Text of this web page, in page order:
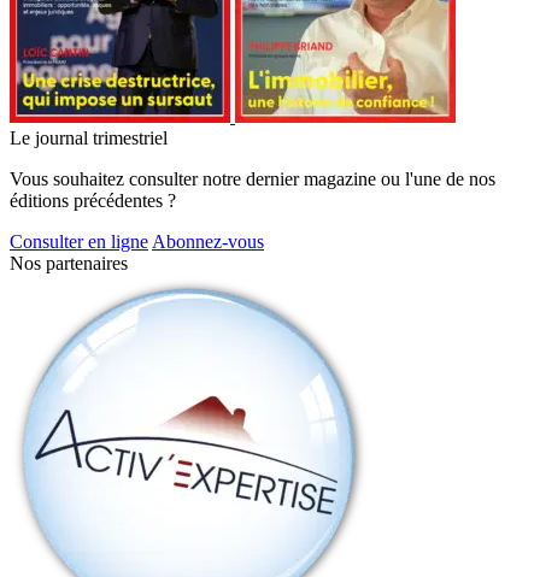
Le journal trimestriel
Vous souhaitez consulter notre dernier magazine ou l'une de nos
éditions précédentes ?
Consulter en ligne Abonnez-vous
Nos partenaires